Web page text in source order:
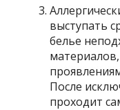
выступать
белье
После
проходит